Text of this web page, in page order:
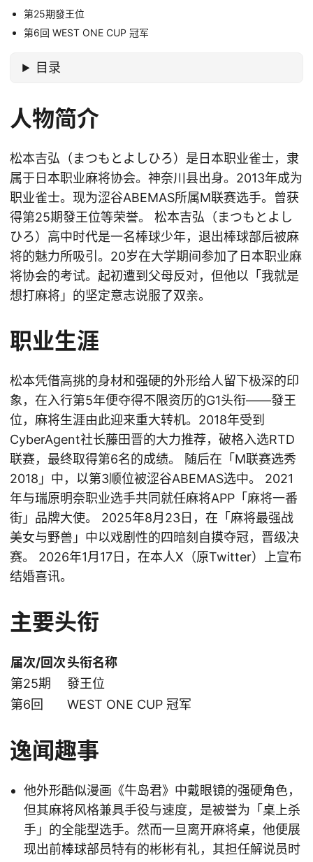
第25期發王位
第6回 WEST ONE CUP 冠军
目录
人物简介
松本吉弘（まつもとよしひろ）是日本职业雀士，隶
属于日本职业麻将协会。神奈川县出身。2013年成为
职业雀士。现为涩谷ABEMAS所属M联赛选手。曾获
得第25期發王位等荣誉。 松本吉弘（まつもとよし
ひろ）高中时代是一名棒球少年，退出棒球部后被麻
将的魅力所吸引。20岁在大学期间参加了日本职业麻
将协会的考试。起初遭到父母反对，但他以「我就是
想打麻将」的坚定意志说服了双亲。
职业生涯
松本凭借高挑的身材和强硬的外形给人留下极深的印
象，在入行第5年便夺得不限资历的G1头衔——發王
位，麻将生涯由此迎来重大转机。2018年受到
CyberAgent社长藤田晋的大力推荐，破格入选RTD
联赛，最终取得第6名的成绩。 随后在「M联赛选秀
2018」中，以第3顺位被涩谷ABEMAS选中。 2021
年与瑞原明奈职业选手共同就任麻将APP「麻将一番
街」品牌大使。 2025年8月23日，在「麻将最强战
美女与野兽」中以戏剧性的四暗刻自摸夺冠，晋级决
赛。 2026年1月17日，在本人X（原Twitter）上宣布
结婚喜讯。
主要头衔
届次/回次头衔名称
第25期
發王位
第6回
WEST ONE CUP 冠军
逸闻趣事
他外形酷似漫画《牛岛君》中戴眼镜的强硬角色，
但其麻将风格兼具手役与速度，是被誉为「桌上杀
手」的全能型选手。然而一旦离开麻将桌，他便展
现出前棒球部员特有的彬彬有礼，其担任解说员时